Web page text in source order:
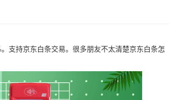
支持京东白条交易。很多朋友不太清楚京东白条怎